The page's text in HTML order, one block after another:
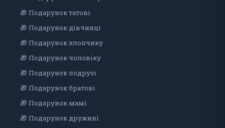
🎁 Подарунок татові
🎁 Подарунок дівчинці
🎁 Подарунок хлопчику
🎁 Подарунок чоловіку
🎁 Подарунок подрузі
🎁 Подарунок братові
🎁 Подарунок мамі
🎁 Подарунок дружині